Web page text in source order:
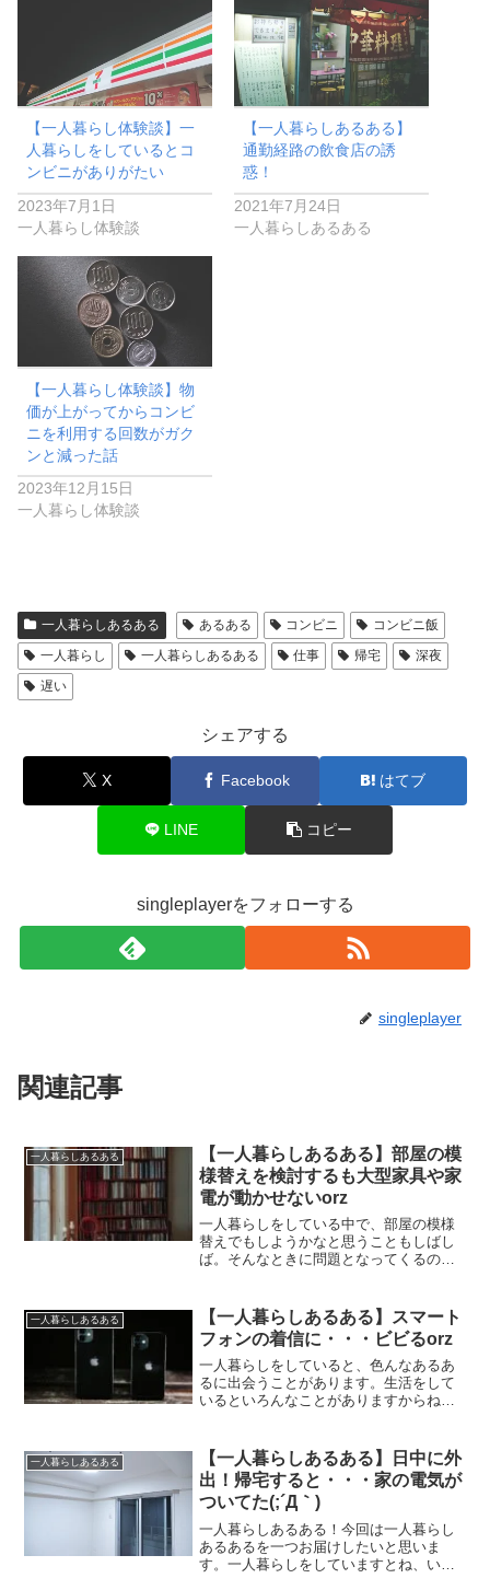
【一人暮らし体験談】一
人暮らしをしているとコ
ンビニがありがたい
2023年7月1日
一人暮らし体験談
【一人暮らしあるある】
通勤経路の飲食店の誘
惑！
2021年7月24日
一人暮らしあるある
【一人暮らし体験談】物
価が上がってからコンビ
ニを利用する回数がガク
ンと減った話
2023年12月15日
一人暮らし体験談
一人暮らしあるある あるある コンビニ
コンビニ飯
一人暮らし
一人暮らしあるある 仕事 帰宅
深夜
遅い
シェアする
X Facebook はてブ
LINE コピー
singleplayerをフォローする
singleplayer
関連記事
一人暮らしあるある
【一人暮らしあるある】部屋の模
様替えを検討するも大型家具や家
電が動かせないorz
一人暮らしをしている中で、部屋の模様
替えでもしようかなと思うこともしばし
ば。そんなときに問題となってくるの
大変な思いをします。
一人暮らしあるある
【一人暮らしあるある】スマート
フォンの着信に・・・ビビるorz
一人暮らしをしていると、色んなあるあ
るに出会うことがあります。生活をして
いるといろんなことがありますからね。
まつわるあるある！静かな場所で音が鳴
ると結構ビビりますorz
一人暮らしあるある
【一人暮らしあるある】日中に外
出！帰宅すると・・・家の電気が
ついてた(;´Д｀)
一人暮らしあるある！今回は一人暮らし
あるあるを一つお届けしたいと思いま
す。一人暮らしをしていますとね、いろ